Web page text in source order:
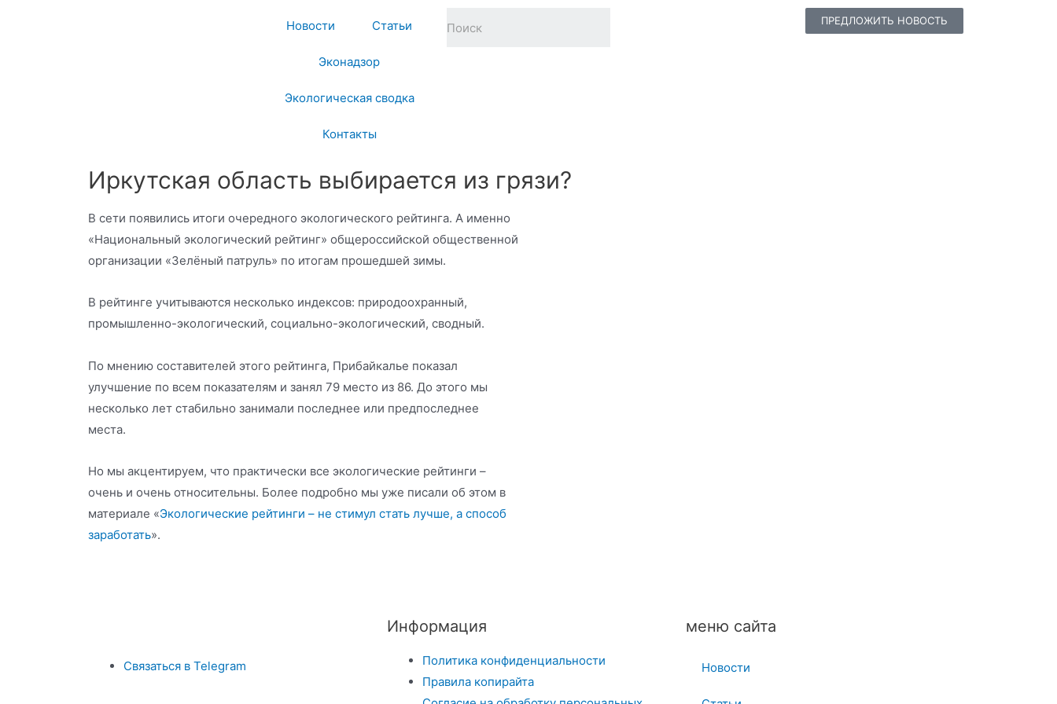
Новости Статьи
Эконадзор
Экологическая сводка
Контакты
ПРЕДЛОЖИТЬ НОВОСТЬ
Иркутская область выбирается из грязи?
В сети появились итоги очередного экологического рейтинга. А именно
«Национальный экологический рейтинг» общероссийской общественной
организации «Зелёный патруль» по итогам прошедшей зимы.
В рейтинге учитываются несколько индексов: природоохранный,
промышленно-экологический, социально-экологический, сводный.
По мнению составителей этого рейтинга, Прибайкалье показал
улучшение по всем показателям и занял 79 место из 86. До этого мы
несколько лет стабильно занимали последнее или предпоследнее
места.
Но мы акцентируем, что практически все экологические рейтинги –
очень и очень относительны. Более подробно мы уже писали об этом в
материале «Экологические рейтинги – не стимул стать лучше, а способ
заработать».
Связаться в Telegram
Информация
Политика конфиденциальности
Правила копирайта
меню сайта
Новости